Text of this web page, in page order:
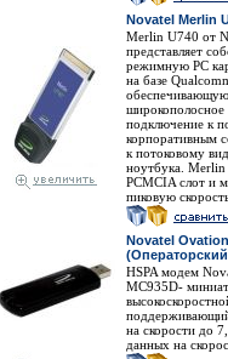
Novatel Merlin
Merlin U740 от
представляет
режимную PC
на базе
обеспечивающую
широкополосное
подключение к
корпоративным
к потоковому
ноутбука. Merlin
PCMCIA слот и
пиковую
Novatel
HSPA модем
MC935D-
на скорости до
данных на